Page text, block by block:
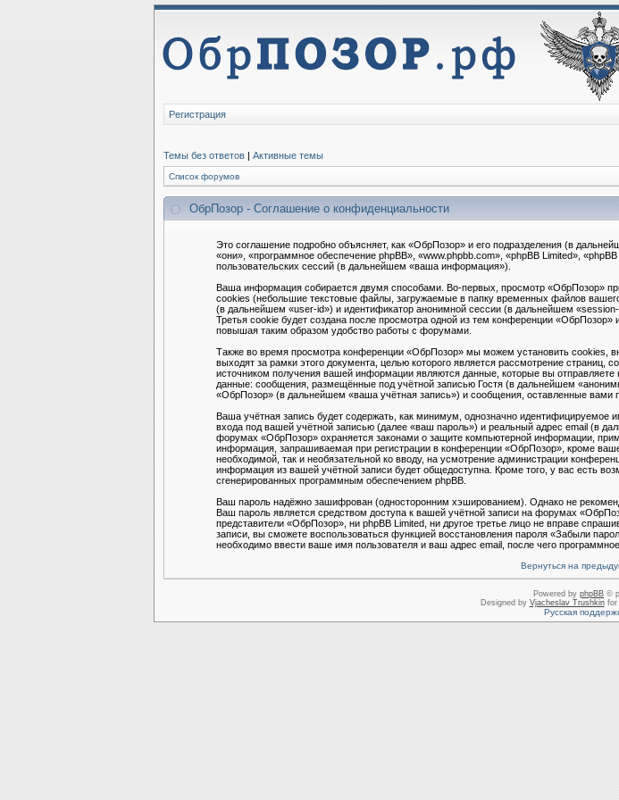
Регистрация
Темы без ответов | Активные темы
Список форумов
ОбрПозор - Соглашение о конфиденциальности
Это соглашение подробно объясняет, как «ОбрПозор» и его подразделения (в
«они», «программное обеспечение phpBB», «www.phpbb.com», «phpBB Limited»,
пользовательских сессий (в дальнейшем «ваша информация»).
Ваша информация собирается двумя способами. Во-первых, просмотр «ОбрПозор»
cookies (небольшие текстовые файлы, загружаемые в папку временных файлов
(в дальнейшем «user-id») и идентификатор анонимной сессии (в дальнейшем
Третья cookie будет создана после просмотра одной из тем конференции
повышая таким образом удобство работы с форумами.
Также во время просмотра конференции «ОбрПозор» мы можем установить cookies,
выходят за рамки этого документа, целью которого является рассмотрение
источником получения вашей информации являются данные, которые вы
данные: сообщения, размещённые под учётной записью Гостя (в дальнейшем
«ОбрПозор» (в дальнейшем «ваша учётная запись») и сообщения, оставленные вами
Ваша учётная запись будет содержать, как минимум, однозначно
входа под вашей учётной записью (далее «ваш пароль») и реальный адрес email (в
форумах «ОбрПозор» охраняется законами о защите компьютерной информации,
информация, запрашиваемая при регистрации в конференции «ОбрПозор», кроме
необходимой, так и необязательной ко вводу, на усмотрение администрации
информация из вашей учётной записи будет общедоступна. Кроме того, у вас есть
сгенерированных программным обеспечением phpBB.
Ваш пароль надёжно зашифрован (односторонним хэшированием). Однако не
Ваш пароль является средством доступа к вашей учётной записи на форумах
представители «ОбрПозор», ни phpBB Limited, ни другое третье лицо не вправе
записи, вы сможете воспользоваться функцией восстановления пароля «Забыли
необходимо ввести ваше имя пользователя и ваш адрес email, после чего
Вернуться на
Powered by phpBB ©
Designed by Vjacheslav Trushkinfor
Русская